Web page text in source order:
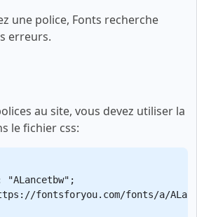
une police, Fonts recherche
erreurs.
au site, vous devez utiliser la
le fichier css:
"ALancetbw";
fontsforyou.com/fonts/a/